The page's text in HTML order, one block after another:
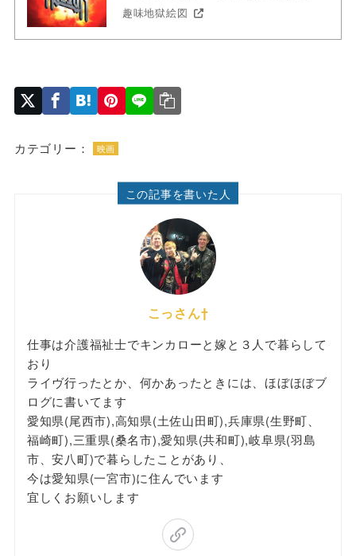
趣味地獄絵図
カテゴリー： 映画
この記事を書いた人
こっさん†
仕事は介護福祉士でキンカローと嫁と３人で暮らして
おり
ライヴ行ったとか、何かあったときには、ほぼほぼブ
ログに書いてます
愛知県(尾西市),高知県(土佐山田町),兵庫県(生野町、
福崎町),三重県(桑名市),愛知県(共和町),岐阜県(羽島
市、安八町)で暮らしたことがあり、
今は愛知県(一宮市)に住んでいます
宜しくお願いします